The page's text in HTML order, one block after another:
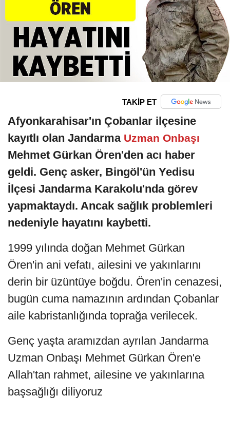
TAKİP ET
Afyonkarahisar'ın Çobanlar ilçesine
kayıtlı olan JandarmaUzman Onbaşı
Mehmet Gürkan Ören'den acı haber
geldi. Genç asker, Bingöl'ün Yedisu
İlçesi Jandarma Karakolu'nda görev
yapmaktaydı. Ancak sağlık problemleri
nedeniyle hayatını kaybetti.
1999 yılında doğan Mehmet Gürkan
Ören'in ani vefatı, ailesini ve yakınlarını
derin bir üzüntüye boğdu. Ören'in cenazesi,
bugün cuma namazının ardından Çobanlar
aile kabristanlığında toprağa verilecek.
Genç yaşta aramızdan ayrılan Jandarma
Uzman Onbaşı Mehmet Gürkan Ören'e
Allah'tan rahmet, ailesine ve yakınlarına
başsağlığı diliyoruz